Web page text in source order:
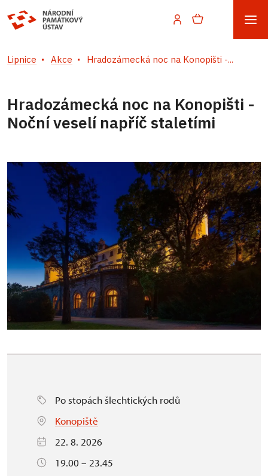
Lipnice Akce Hradozámecká noc na Konopišti -...
Hradozámecká noc na Konopišti -
Noční veselí napříč staletími
Po stopách šlechtických rodů
Konopiště
22. 8. 2026
19.00 – 23.45